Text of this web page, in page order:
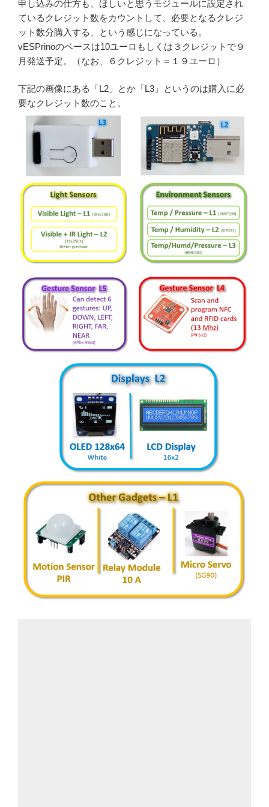
申し込みの仕方も、ほしいと思うモジュールに設定され
ているクレジット数をカウントして、必要となるクレジ
ット数分購入する、という感じになっている。
vESPrinoのベースは10ユーロもしくは３クレジットで９
月発送予定。（なお、６クレジット＝１９ユーロ）
下記の画像にある「L2」とか「L3」というのは購入に必
要なクレジット数のこと。